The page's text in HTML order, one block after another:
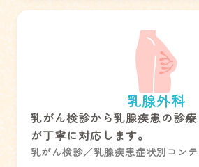
乳腺外科
乳がん検診から乳腺疾患の診
が丁寧に対応します。
乳がん検診／乳腺疾患症状別コン